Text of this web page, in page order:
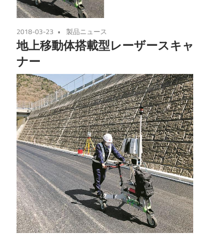
2018-03-23 製品ニュース
地上移動体搭載型レーザースキャ
ナー